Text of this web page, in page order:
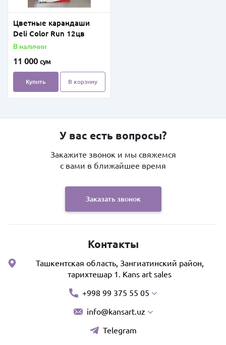
Цветные карандаши
Deli Color Run 12цв
В наличии
11 000 сум
Купить В корзину
У вас есть вопросы?
Закажите звонок и мы свяжемся
с вами в ближайшее время
Заказать звонок
Контакты
Ташкентская область, Зангиатинский район,
тарихтешар 1. Kans art sales
+998 99 375 55 05
info@kansart.uz
Telegram